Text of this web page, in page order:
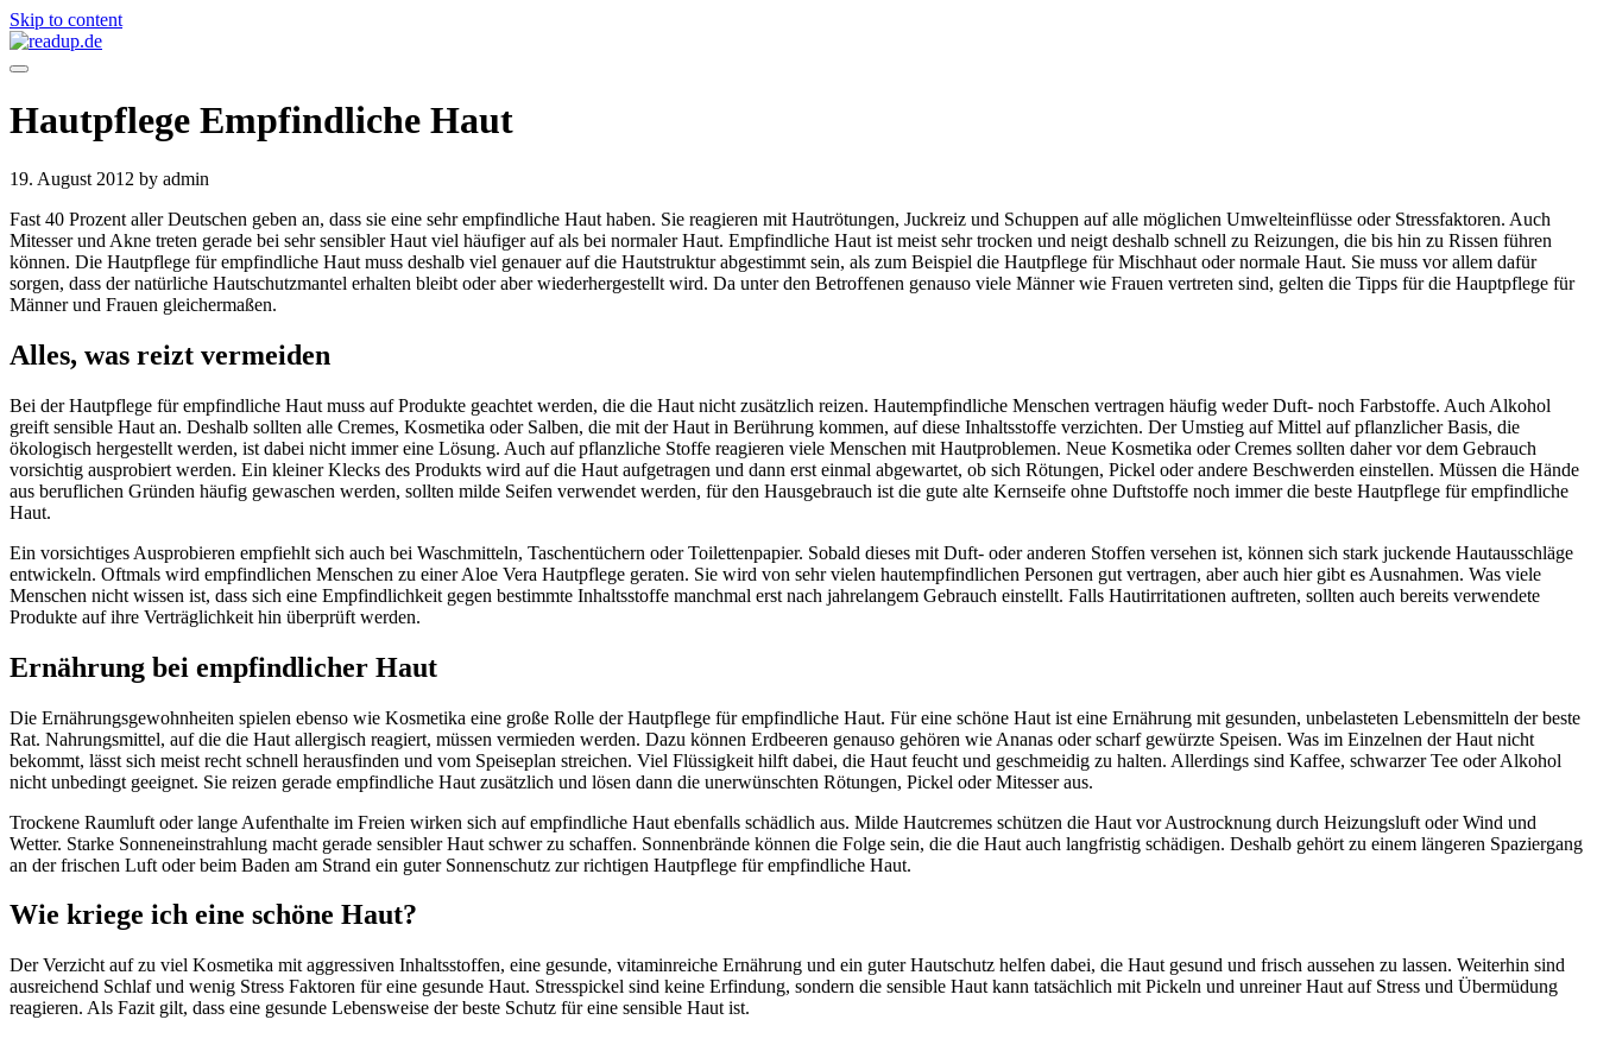
Skip to content
Hautpflege Empfindliche Haut
19. August 2012 by admin
Fast 40 Prozent aller Deutschen geben an, dass sie eine sehr empfindliche Haut haben. Sie reagieren mit Hautrötungen, Juckreiz und Schuppen auf alle möglichen Umwelteinflüsse oder Stressfaktoren. Auch
Mitesser und Akne treten gerade bei sehr sensibler Haut viel häufiger auf als bei normaler Haut. Empfindliche Haut ist meist sehr trocken und neigt deshalb schnell zu Reizungen, die bis hin zu Rissen führen
können. Die Hautpflege für empfindliche Haut muss deshalb viel genauer auf die Hautstruktur abgestimmt sein, als zum Beispiel die Hautpflege für Mischhaut oder normale Haut. Sie muss vor allem dafür
sorgen, dass der natürliche Hautschutzmantel erhalten bleibt oder aber wiederhergestellt wird. Da unter den Betroffenen genauso viele Männer wie Frauen vertreten sind, gelten die Tipps für die Hauptpflege für
Männer und Frauen gleichermaßen.
Alles, was reizt vermeiden
Bei der Hautpflege für empfindliche Haut muss auf Produkte geachtet werden, die die Haut nicht zusätzlich reizen. Hautempfindliche Menschen vertragen häufig weder Duft- noch Farbstoffe. Auch Alkohol
greift sensible Haut an. Deshalb sollten alle Cremes, Kosmetika oder Salben, die mit der Haut in Berührung kommen, auf diese Inhaltsstoffe verzichten. Der Umstieg auf Mittel auf pflanzlicher Basis, die
ökologisch hergestellt werden, ist dabei nicht immer eine Lösung. Auch auf pflanzliche Stoffe reagieren viele Menschen mit Hautproblemen. Neue Kosmetika oder Cremes sollten daher vor dem Gebrauch
vorsichtig ausprobiert werden. Ein kleiner Klecks des Produkts wird auf die Haut aufgetragen und dann erst einmal abgewartet, ob sich Rötungen, Pickel oder andere Beschwerden einstellen. Müssen die Hände
aus beruflichen Gründen häufig gewaschen werden, sollten milde Seifen verwendet werden, für den Hausgebrauch ist die gute alte Kernseife ohne Duftstoffe noch immer die beste Hautpflege für empfindliche
Haut.
Ein vorsichtiges Ausprobieren empfiehlt sich auch bei Waschmitteln, Taschentüchern oder Toilettenpapier. Sobald dieses mit Duft- oder anderen Stoffen versehen ist, können sich stark juckende Hautausschläge
entwickeln. Oftmals wird empfindlichen Menschen zu einer Aloe Vera Hautpflege geraten. Sie wird von sehr vielen hautempfindlichen Personen gut vertragen, aber auch hier gibt es Ausnahmen. Was viele
Menschen nicht wissen ist, dass sich eine Empfindlichkeit gegen bestimmte Inhaltsstoffe manchmal erst nach jahrelangem Gebrauch einstellt. Falls Hautirritationen auftreten, sollten auch bereits verwendete
Produkte auf ihre Verträglichkeit hin überprüft werden.
Ernährung bei empfindlicher Haut
Die Ernährungsgewohnheiten spielen ebenso wie Kosmetika eine große Rolle der Hautpflege für empfindliche Haut. Für eine schöne Haut ist eine Ernährung mit gesunden, unbelasteten Lebensmitteln der beste
Rat. Nahrungsmittel, auf die die Haut allergisch reagiert, müssen vermieden werden. Dazu können Erdbeeren genauso gehören wie Ananas oder scharf gewürzte Speisen. Was im Einzelnen der Haut nicht
bekommt, lässt sich meist recht schnell herausfinden und vom Speiseplan streichen. Viel Flüssigkeit hilft dabei, die Haut feucht und geschmeidig zu halten. Allerdings sind Kaffee, schwarzer Tee oder Alkohol
nicht unbedingt geeignet. Sie reizen gerade empfindliche Haut zusätzlich und lösen dann die unerwünschten Rötungen, Pickel oder Mitesser aus.
Trockene Raumluft oder lange Aufenthalte im Freien wirken sich auf empfindliche Haut ebenfalls schädlich aus. Milde Hautcremes schützen die Haut vor Austrocknung durch Heizungsluft oder Wind und
Wetter. Starke Sonneneinstrahlung macht gerade sensibler Haut schwer zu schaffen. Sonnenbrände können die Folge sein, die die Haut auch langfristig schädigen. Deshalb gehört zu einem längeren Spaziergang
an der frischen Luft oder beim Baden am Strand ein guter Sonnenschutz zur richtigen Hautpflege für empfindliche Haut.
Wie kriege ich eine schöne Haut?
Der Verzicht auf zu viel Kosmetika mit aggressiven Inhaltsstoffen, eine gesunde, vitaminreiche Ernährung und ein guter Hautschutz helfen dabei, die Haut gesund und frisch aussehen zu lassen. Weiterhin sind
ausreichend Schlaf und wenig Stress Faktoren für eine gesunde Haut. Stresspickel sind keine Erfindung, sondern die sensible Haut kann tatsächlich mit Pickeln und unreiner Haut auf Stress und Übermüdung
reagieren. Als Fazit gilt, dass eine gesunde Lebensweise der beste Schutz für eine sensible Haut ist.